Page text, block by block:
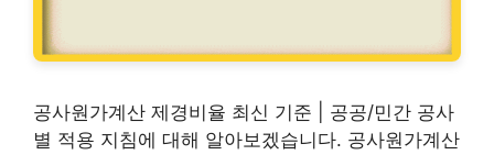
공사원가계산 제경비율 최신 기준 | 공공/민간 공사
별 적용 지침에 대해 알아보겠습니다. 공사원가계산